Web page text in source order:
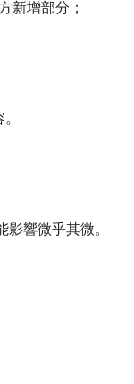
新增部分；
響微乎其微。